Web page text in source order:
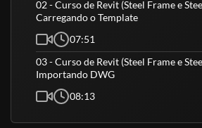
- Meu certificado é aceito pelo CREA, CRC e
Conforme explicado acima, nossos cursos
livre, ou seja, servem para atualização e
órgãos são de nível superior.
(Fontes: Secretaria de Educação de São
02 - Curso de Revit (Steel Frame e
Carregando o Template
07:51
03 - Curso de Revit (Steel Frame e
Importando DWG
08:13